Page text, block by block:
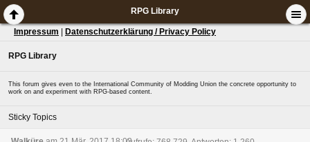
RPG Library
Impressum Datenschutzerklärung / Privacy Policy
RPG Library
This forum gives even to the International Community of Modding Union the concrete opportunity to
work on and experiment with RPG-based content.
Sticky Topics